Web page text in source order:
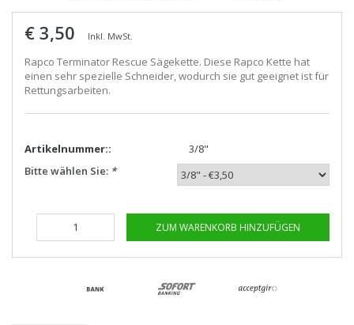
€ 3,50 Inkl. MwSt.
Rapco Terminator Rescue Sägekette. Diese Rapco Kette hat
einen sehr spezielle Schneider, wodurch sie gut geeignet ist für
Rettungsarbeiten.
Artikelnummer::
3/8"
Bitte wählen Sie: *
ZUM WARENKORB HINZUFÜGEN